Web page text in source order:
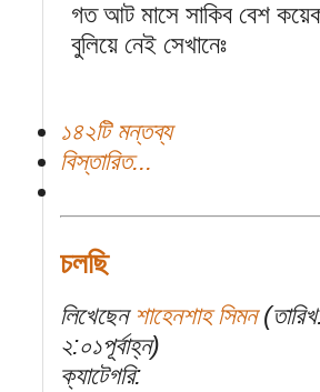
গত আট মাসে সাকিব বেশ
বুলিয়ে নেই সেখানেঃ
১৪২টি মন্তব্য
বিস্তারিত...
চলছি
লিখেছেন শাহেনশাহ সিমন
২:০১পূর্বাহ্ন)
ক্যাটেগরি: